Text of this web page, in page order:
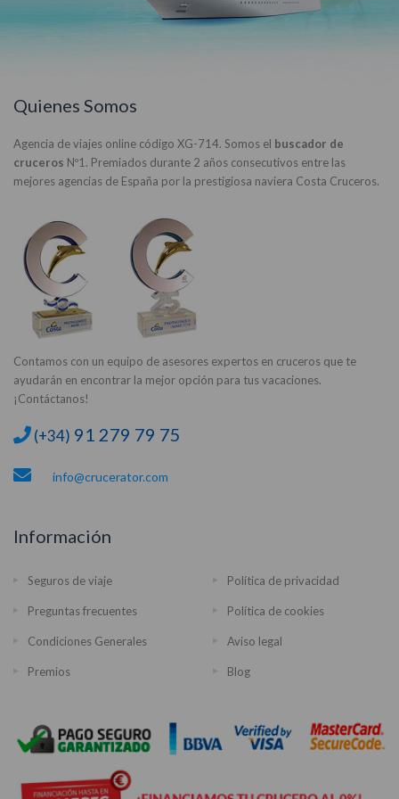
Quienes Somos
Agencia de viajes online código XG-714. Somos el buscador de
cruceros Nº1. Premiados durante 2 años consecutivos entre las
mejores agencias de España por la prestigiosa naviera Costa Cruceros.
Contamos con un equipo de asesores expertos en cruceros que te
ayudarán en encontrar la mejor opción para tus vacaciones.
¡Contáctanos!
(+34) 91 279 79 75
info@crucerator.com
Información
Seguros de viaje Política de privacidad
Preguntas frecuentes Política de cookies
Condiciones Generales Aviso legal
Premios Blog